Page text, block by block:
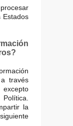
Estados
través
la